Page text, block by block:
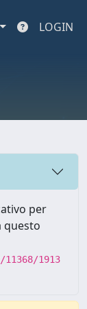
LOGIN
per
questo
1913